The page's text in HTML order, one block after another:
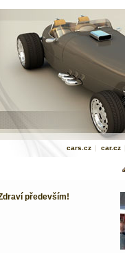
cars.cz | car.cz
především!